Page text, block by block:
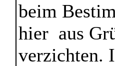
beim
hier aus
verzichten.